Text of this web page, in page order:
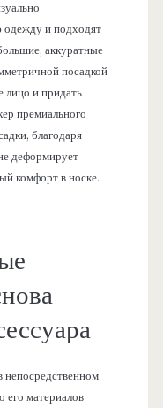
и подходят
аккуратные
посадкой
лицо и придать
премиального
благодаря
деформирует
комфорт в носке.
непосредственном
его материалов